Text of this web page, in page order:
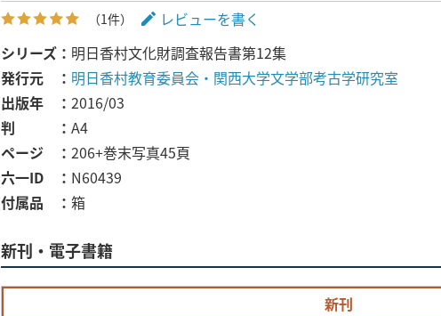
（1件）
レビューを書く
シリーズ
明日香村文化財調査報告書第12集
発行元
明日香村教育委員会・関西大学文学部考古学研究室
出版年
2016/03
判
A4
ページ
206+巻末写真45頁
六一ID
N60439
付属品
箱
新刊・電子書籍
新刊